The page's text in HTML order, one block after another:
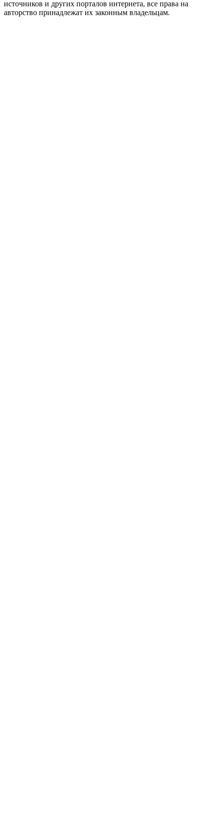
источников и других порталов интернета, все права на
авторство принадлежат их законным владельцам.